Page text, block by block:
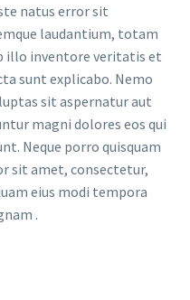
natus error sit
laudantium, totam
illo inventore veritatis et
sunt explicabo. Nemo
sit aspernatur aut
magni dolores eos qui
Neque porro quisquam
sit amet, consectetur,
eius modi tempora
.